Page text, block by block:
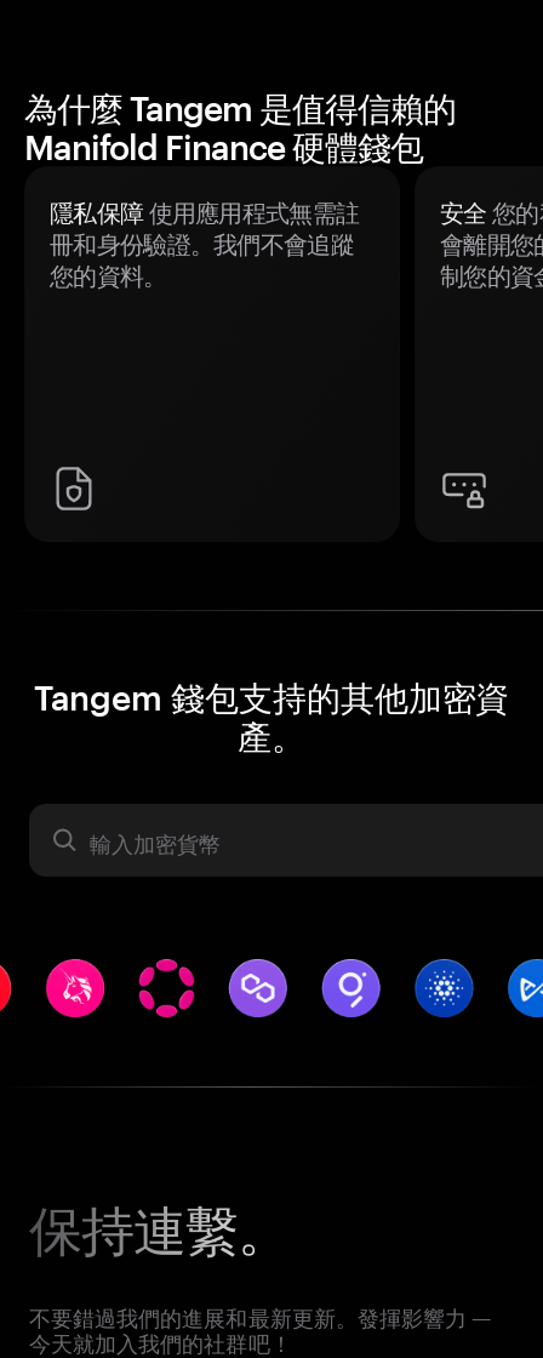
為什麼 Tangem 是值得信賴的
Manifold Finance 硬體錢包
隱私保障使用應用程式無需註
冊和身份驗證。我們不會追蹤
您的資料。
安全 您
會離開您
制您的資
Tangem 錢包支持的其他加密資
產。
資產
保持連繫。
不要錯過我們的進展和最新更新。發揮影響力 —
今天就加入我們的社群吧！